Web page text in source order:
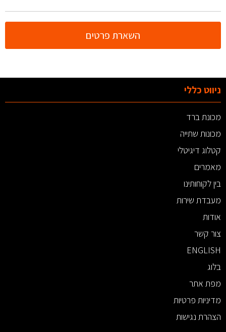
השארת פרטים
ניווט כללי
מכונת ברד
מכונות שתייה
קטלוג דיגיטלי
מאמרים
בין לקוחותינו
מעבדת שירות
אודות
צור קשר
ENGLISH
בלוג
מפת אתר
מדיניות פרטיות
הצהרת נגישות